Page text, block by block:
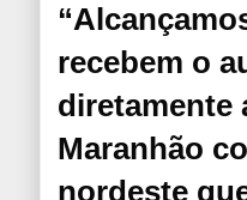
recebem o
diretamente
Maranhão
nordeste